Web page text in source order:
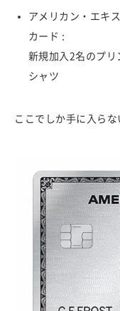
アメリカン・エキ
カード :
新規加入2名のプリ
シャツ
ここでしか手に入ら